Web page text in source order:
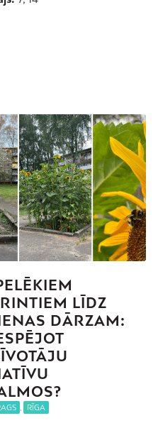
LĪDZ
DĀRZAM:
RĪGA